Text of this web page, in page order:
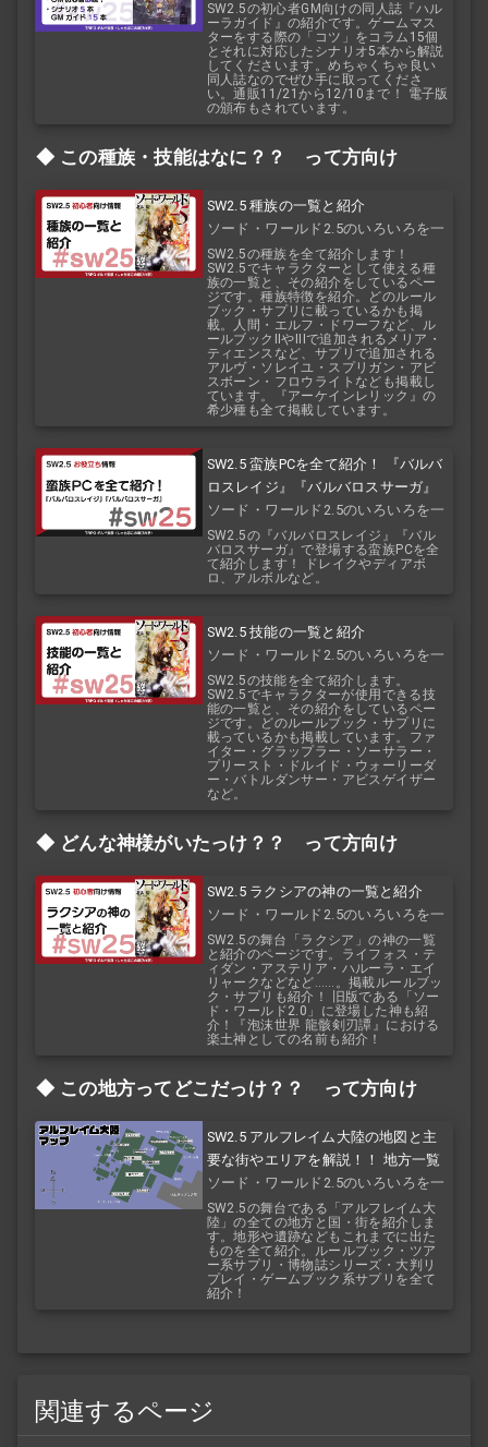
SW2.5の初心者GM向けの同人誌『ハル
ーラガイド』の紹介です。ゲームマス
ターをする際の「コツ」をコラム15個
とそれに対応したシナリオ5本から解説
してくださいます。めちゃくちゃ良い
同人誌なのでぜひ手に取ってくださ
い。通販11/21から12/10まで！ 電子版
の頒布もされています。
この種族・技能はなに？？ って方向け
SW2.5 種族の一覧と紹介
ソード・ワールド2.5のいろいろを一
覧で！
SW2.5の種族を全て紹介します！
SW2.5でキャラクターとして使える種
族の一覧と、その紹介をしているペー
ジです。種族特徴を紹介。どのルール
ブック・サプリに載っているかも掲
載。人間・エルフ・ドワーフなど、ル
ールブックIIやIIIで追加されるメリア・
ティエンスなど、サプリで追加される
アルヴ・ソレイユ・スプリガン・アビ
スボーン・フロウライトなども掲載し
ています。『アーケインレリック』の
希少種も全て掲載しています。
SW2.5 蛮族PCを全て紹介！ 『バルバ
ロスレイジ』『バルバロスサーガ』
ソード・ワールド2.5のいろいろを一
覧で！
SW2.5の『バルバロスレイジ』『バル
バロスサーガ』で登場する蛮族PCを全
て紹介します！ ドレイクやディアボ
ロ、アルボルなど。
SW2.5 技能の一覧と紹介
ソード・ワールド2.5のいろいろを一
覧で！
SW2.5の技能を全て紹介します。
SW2.5でキャラクターが使用できる技
能の一覧と、その紹介をしているペー
ジです。どのルールブック・サプリに
載っているかも掲載しています。ファ
イター・グラップラー・ソーサラー・
プリースト・ドルイド・ウォーリーダ
ー・バトルダンサー・アビスゲイザー
など。
どんな神様がいたっけ？？ って方向け
SW2.5 ラクシアの神の一覧と紹介
ソード・ワールド2.5のいろいろを一
覧で！
SW2.5の舞台「ラクシア」の神の一覧
と紹介のページです。ライフォス・テ
ィダン・アステリア・ハルーラ・エイ
リャークなどなど……。掲載ルールブッ
ク・サプリも紹介！ 旧版である「ソー
ド・ワールド2.0」に登場した神も紹
介！『泡沫世界 龍骸剣刃譚』における
楽土神としての名前も紹介！
この地方ってどこだっけ？？ って方向け
SW2.5 アルフレイム大陸の地図と主
要な街やエリアを解説！！ 地方一覧
ソード・ワールド2.5のいろいろを一
覧で！
SW2.5の舞台である「アルフレイム大
陸」の全ての地方と国・街を紹介しま
す。地形や遺跡などもこれまでに出た
ものを全て紹介。ルールブック・ツア
ー系サプリ・博物誌シリーズ・大判リ
プレイ・ゲームブック系サプリを全て
紹介！
関連するページ